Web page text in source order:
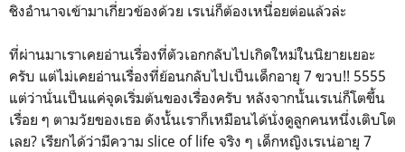
ชิงอำนาจเข้ามาเกี่ยวข้องด้วย เรเน่ก็ต้องเหนื่อยต่อแล้วล่ะ
ที่ผ่านมาเราเคยอ่านเรื่องที่ตัวเอกกลับไปเกิดใหม่ในนิยายเยอะ
ครับ แต่ไม่เคยอ่านเรื่องที่ย้อนกลับไปเป็นเด็กอายุ 7 ขวบ!! 5555
แต่ว่านั่นเป็นแค่จุดเริ่มต้นของเรื่องครับ หลังจากนั้นเรเน่ก็โตขึ้น
เรื่อย ๆ ตามวัยของเธอ ดังนั้นเราก็เหมือนได้นั่งดูลูกคนหนึ่งเติบโต
เลย? เรียกได้ว่ามีความ slice of life จริง ๆ เด็กหญิงเรเน่อายุ 7